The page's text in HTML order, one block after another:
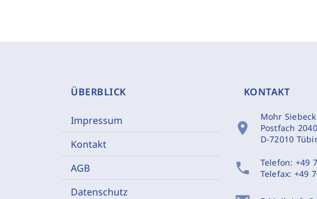
ÜBERBLICK
Impressum
Kontakt
AGB
Datenschutz
KONTAKT
location_on
Mohr
Postfach 2040
D-72010
phone Telefon: +49
Telefax: +49